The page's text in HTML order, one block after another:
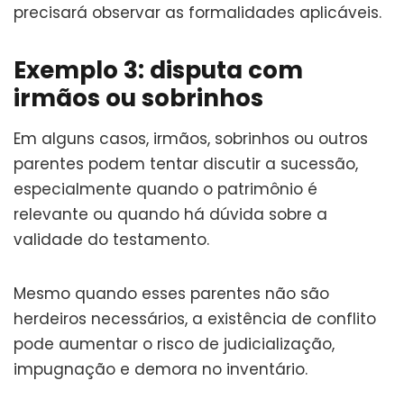
precisará observar as formalidades aplicáveis.
Exemplo 3: disputa com
irmãos ou sobrinhos
Em alguns casos, irmãos, sobrinhos ou outros
parentes podem tentar discutir a sucessão,
especialmente quando o patrimônio é
relevante ou quando há dúvida sobre a
validade do testamento.
Mesmo quando esses parentes não são
herdeiros necessários, a existência de conflito
pode aumentar o risco de judicialização,
impugnação e demora no inventário.